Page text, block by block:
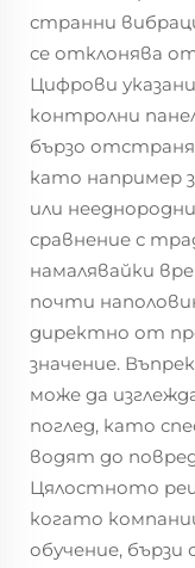
странни
се отклонява
Цифрови
контролни
бързо
като например
или
сравнение с
намалявайки
почти
директно от
значение.
може да
поглед, като
водят до
Цялостното
когато
обучение, бързи